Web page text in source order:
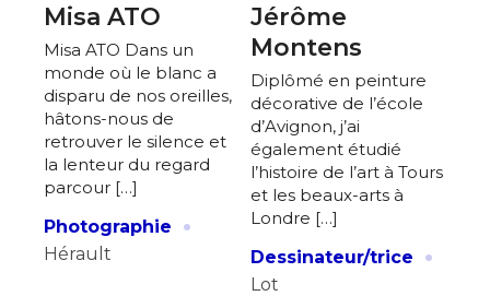
Misa ATO
Misa ATO Dans un
monde où le blanc a
disparu de nos oreilles,
hâtons-nous de
retrouver le silence et
la lenteur du regard
parcour […]
Photographie
·
Hérault
Jérôme
Montens
Diplômé en peinture
décorative de l’école
d’Avignon, j’ai
également étudié
l’histoire de l’art à Tours
et les beaux-arts à
Londre […]
Dessinateur/trice
·
Lot